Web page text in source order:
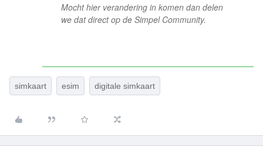
Mocht hier verandering in komen dan delen
we dat direct op de Simpel Community.
simkaart esim digitale simkaart